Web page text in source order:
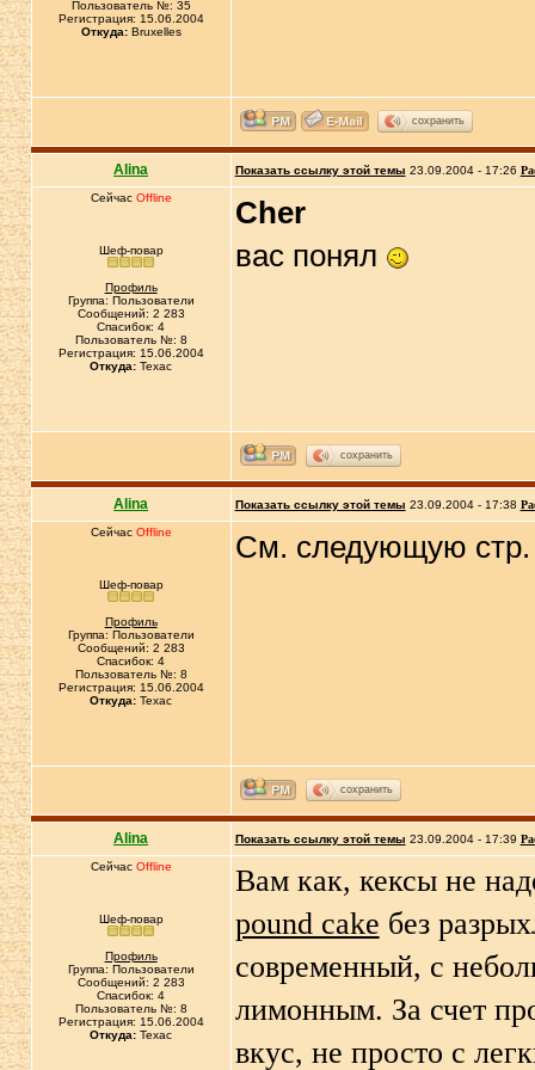
Пользователь №: 35
Регистрация: 15.06.2004
Откуда:Bruxelles
сохранить
Alina Показать ссылку этой темы 23.09.2004 - 17:26
Сейчас Offline
Шеф-повар
Профиль
Группа: Пользователи
Сообщений: 2 283
Спасибок: 4
Пользователь №: 8
Регистрация: 15.06.2004
Откуда: Техас
Cher
вас понял
сохранить
Alina Показать ссылку этой темы 23.09.2004 - 17:38
Сейчас Offline
Шеф-повар
Профиль
Группа: Пользователи
Сообщений: 2 283
Спасибок: 4
Пользователь №: 8
Регистрация: 15.06.2004
Откуда: Техас
См. следующую
сохранить
Alina Показать ссылку этой темы 23.09.2004 - 17:39
Сейчас Offline
Шеф-повар
Профиль
Группа: Пользователи
Сообщений: 2 283
Спасибок: 4
Пользователь №: 8
Регистрация: 15.06.2004
Откуда: Техас
Вам как, кексы не
pound cake без
современный, с
лимонным. За счет
вкус, не просто с